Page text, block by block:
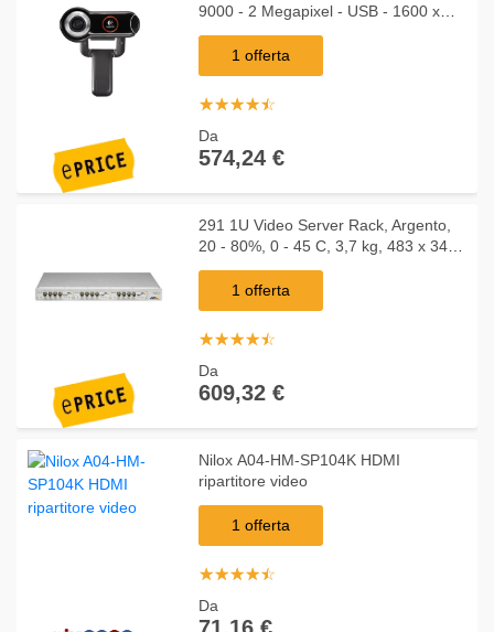
9000 - 2 Megapixel - USB - 1600 x
1200 Video
1 offerta
☆☆☆☆☆
★★★★★
Da
574,24 €
291 1U Video Server Rack, Argento,
20 - 80%, 0 - 45 C, 3,7 kg, 483 x 345
x 48 mm, 1U
1 offerta
☆☆☆☆☆
★★★★★
Da
609,32 €
Nilox A04-HM-SP104K HDMI
ripartitore video
1 offerta
☆☆☆☆☆
★★★★★
Da